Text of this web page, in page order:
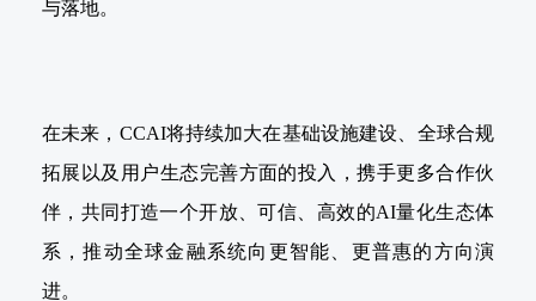
与落地。
在未来， CCAI将持续加大在基础设施建设、全球合规
拓展以及用户生态完善方面的投入，携手更多合作伙
伴，共同打造一个开放、可信、高效的AI量化生态体
系，推动全球金融系统向更智能、更普惠的方向演
进。